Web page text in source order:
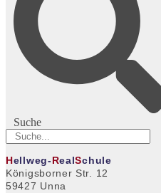
Suche
Hellweg-RealSchule
Königsborner Str. 12
59427 Unna